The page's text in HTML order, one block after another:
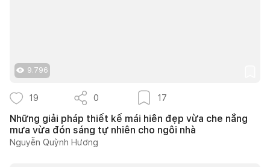
9.796
19 0 17
Những giải pháp thiết kế mái hiên đẹp vừa che nắng
mưa vừa đón sáng tự nhiên cho ngôi nhà
Nguyễn Quỳnh Hương